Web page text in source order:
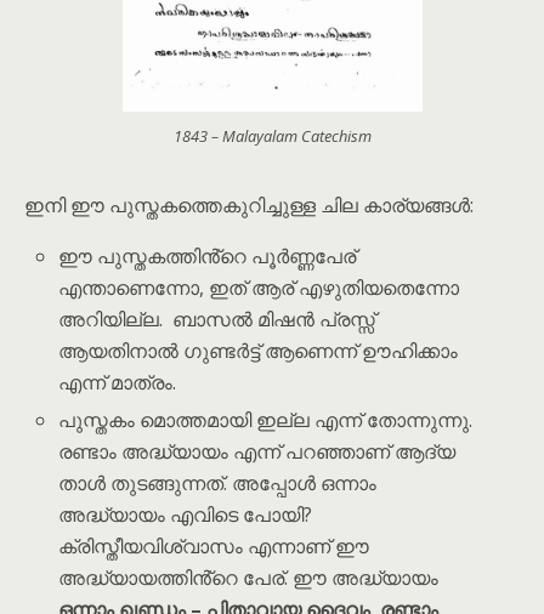
1843 – Malayalam Catechism
ഇനി ഈ പുസ്തകത്തെകുറിച്ചുള്ള ചില കാര്യങ്ങൾ:
ഈ പുസ്തകത്തിൻ്റെ പൂർണ്ണപേര്
എന്താണെന്നോ, ഇത് ആര് എഴുതിയതെന്നോ
അറിയില്ല. ബാസൽ മിഷൻ പ്രസ്സ്
ആയതിനാൽ ഗുണ്ടർട്ട് ആണെന്ന് ഊഹിക്കാം
എന്ന് മാത്രം.
പുസ്തകം മൊത്തമായി ഇല്ല എന്ന് തോന്നുന്നു.
രണ്ടാം അദ്ധ്യായം എന്ന് പറഞ്ഞാണ് ആദ്യ
താൾ തുടങ്ങുന്നത്. അപ്പോൾ ഒന്നാം
അദ്ധ്യായം എവിടെ പോയി?
ക്രിസ്തീയവിശ്വാസം എന്നാണ് ഈ
അദ്ധ്യായത്തിൻ്റെ പേര്. ഈ അദ്ധ്യായം